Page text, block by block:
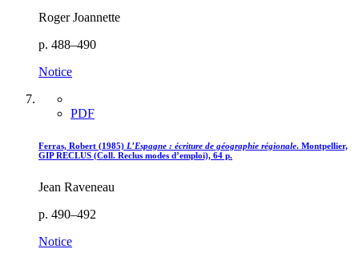
Roger Joannette
p. 488–490
Notice
PDF
Ferras, Robert (1985) L’Espagne : écriture de géographie régionale. Montpellier,
GIP RECLUS (Coll. Reclus modes d’emploi), 64 p.
Jean Raveneau
p. 490–492
Notice